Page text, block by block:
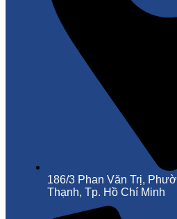
186/3 Phan Văn Trị,
Thạnh, Tp. Hồ Chí Minh